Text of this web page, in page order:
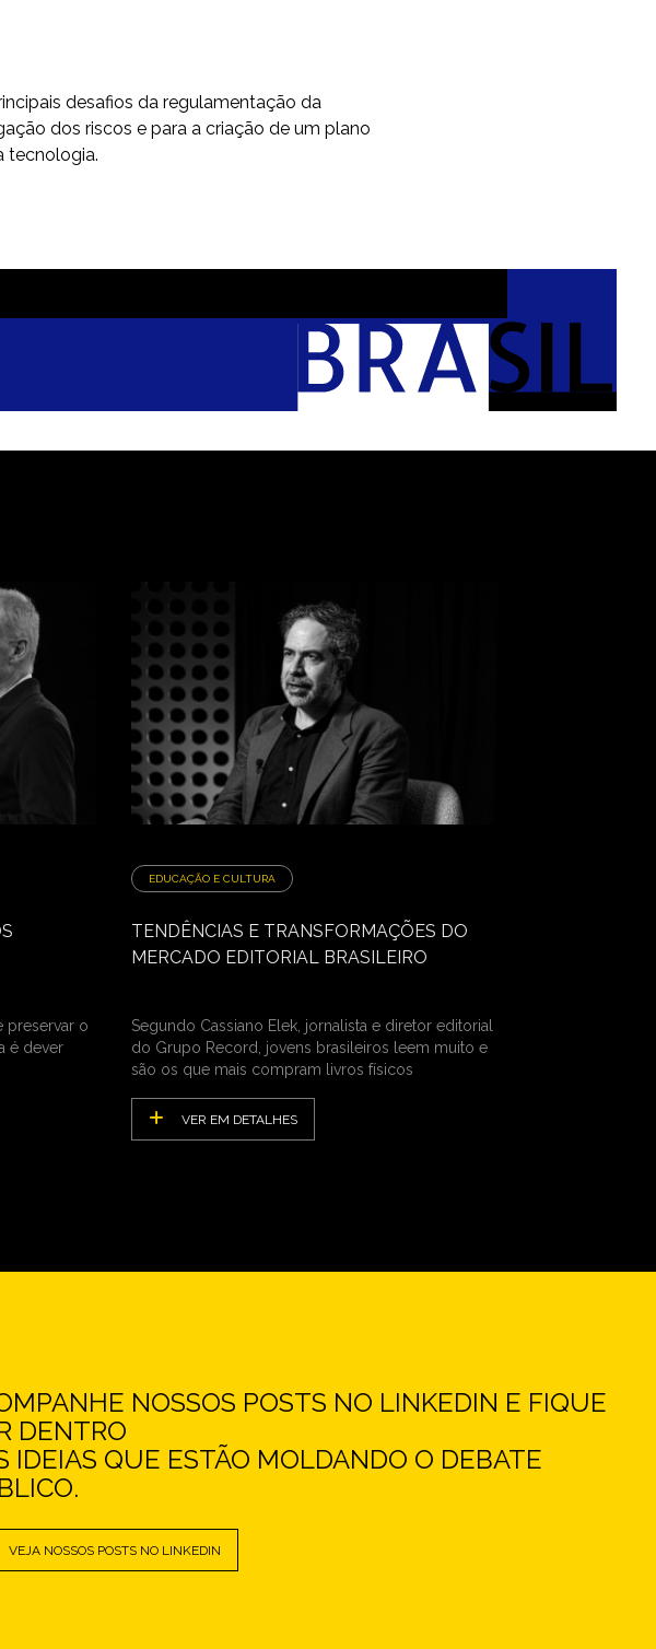
desafios da regulamentação da
dos riscos e para a criação de um plano
tecnologia.
preservar o
é dever
EDUCAÇÃO E CULTURA
TENDÊNCIAS E TRANSFORMAÇÕES DO
MERCADO EDITORIAL BRASILEIRO
Segundo Cassiano Elek, jornalista e diretor editorial
do Grupo Record, jovens brasileiros leem muito e
são os que mais compram livros físicos
VER EM DETALHES
NOSSOS POSTS NO LINKEDIN E FIQUE
DENTRO
IDEIAS QUE ESTÃO MOLDANDO O DEBATE
VEJA NOSSOS POSTS NO LINKEDIN